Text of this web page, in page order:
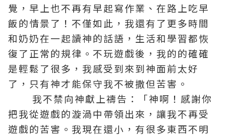
覺，早上也不再有早起寫作業、在路上吃早
飯的情景了！不僅如此，我還有了更多時間
和奶奶在一起讀神的話語，生活和學習都恢
復了正常的規律。不玩遊戲後，我的的確確
是輕鬆了很多，我感受到來到神面前太好
了，只有神才能保守我不被撒但苦害。
我不禁向神獻上禱告：「神啊！感謝你
把我從遊戲的漩渦中帶領出來，讓我不再受
遊戲的苦害。我現在還小，有很多東西不明